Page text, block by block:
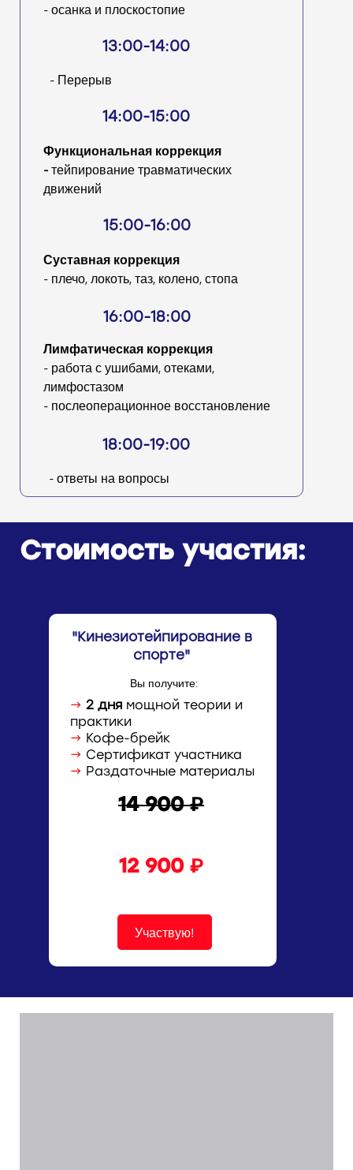
- ответы на вопросы
Лимфатическая коррекция
- работа с ушибами, отеками,
лимфостазом
- послеоперационное восстановление
Суставная коррекция
- плечо, локоть, таз, колено, стопа
- Перерыв
Функциональная коррекция
-тейпирование травматических
движений
- осанка и плоскостопие
18:00-19:00
16:00-18:00
15:00-16:00
14:00-15:00
13:00-14:00
→ 2 дня мощной теории и
практики
→ Кофе-брейк
→ Сертификат участника
→ Раздаточные материалы
Участвую!
14 900 ₽
12 900 ₽
Вы получите:
"Кинезиотейпирование в
спорте"
Стоимость участия: